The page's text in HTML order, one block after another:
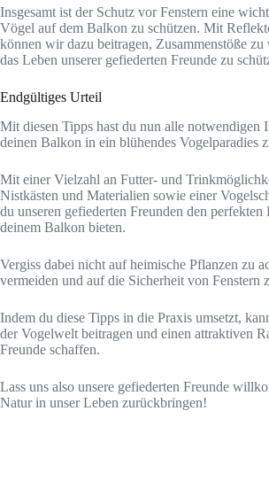
Insgesamt ist der Schutz vor Fenstern eine
Vögel auf dem Balkon zu schützen. Mit
können wir dazu beitragen, Zusammenstöße
das Leben unserer gefiederten Freunde zu
Endgültiges Urteil
Mit diesen Tipps hast du nun alle notwendigen
deinen Balkon in ein blühendes Vogelparadies
Mit einer Vielzahl an Futter- und
Nistkästen und Materialien sowie einer
du unseren gefiederten Freunden den perfekten
deinem Balkon bieten.
Vergiss dabei nicht auf heimische Pflanzen zu
vermeiden und auf die Sicherheit von Fenstern
Indem du diese Tipps in die Praxis umsetzt,
der Vogelwelt beitragen und einen attraktiven
Freunde schaffen.
Lass uns also unsere gefiederten Freunde
Natur in unser Leben zurückbringen!